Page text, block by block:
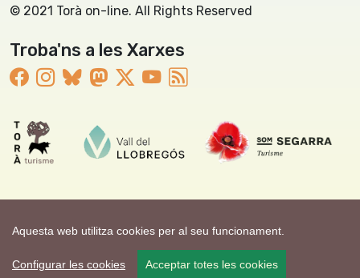
Aquesta web utilitza cookies per al seu funcionament.
Configurar les cookies Acceptar totes les cookies
© 2021 Torà on-line. All Rights Reserved
Troba'ns a les Xarxes